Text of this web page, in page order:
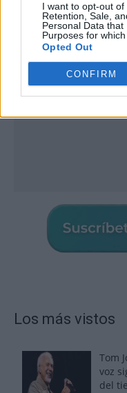
I want to opt-out of
Retention, Sale,
Personal Data
Purposes for
Opted Out
CONFIRM
Los más vistos
Tom
voz
del